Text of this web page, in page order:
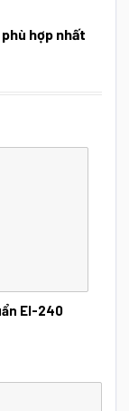
hợp nhất
EI-240